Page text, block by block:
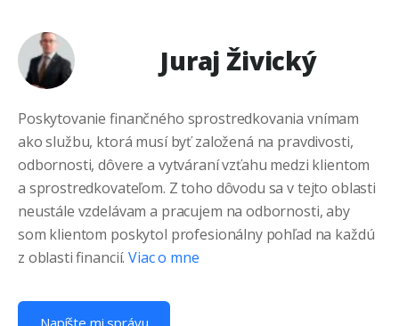
Juraj Živický
Poskytovanie finančného sprostredkovania vnímam
ako službu, ktorá musí byť založená na pravdivosti,
odbornosti, dôvere a vytváraní vzťahu medzi klientom
a sprostredkovateľom. Z toho dôvodu sa v tejto oblasti
neustále vzdelávam a pracujem na odbornosti, aby
som klientom poskytol profesionálny pohľad na každú
z oblasti financií.Viac o mne